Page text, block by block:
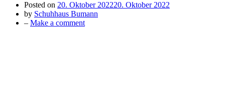
Posted on 20. Oktober 202220. Oktober 2022
by Schuhhaus Bumann
– Make a commenton